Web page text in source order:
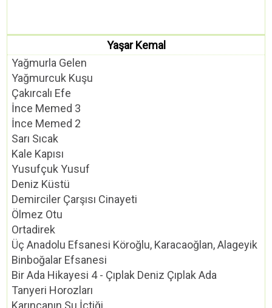
Yaşar Kemal
Yağmurla Gelen
Yağmurcuk Kuşu
Çakırcalı Efe
İnce Memed 3
İnce Memed 2
Sarı Sıcak
Kale Kapısı
Yusufçuk Yusuf
Deniz Küstü
Demirciler Çarşısı Cinayeti
Ölmez Otu
Ortadirek
Üç Anadolu Efsanesi Köroğlu, Karacaoğlan, Alageyik
Binboğalar Efsanesi
Bir Ada Hikayesi 4 - Çıplak Deniz Çıplak Ada
Tanyeri Horozları
Karıncanın Su İçtiği